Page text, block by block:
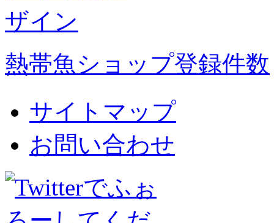
熱帯魚ショップ登録件数
サイトマップ
お問い合わせ